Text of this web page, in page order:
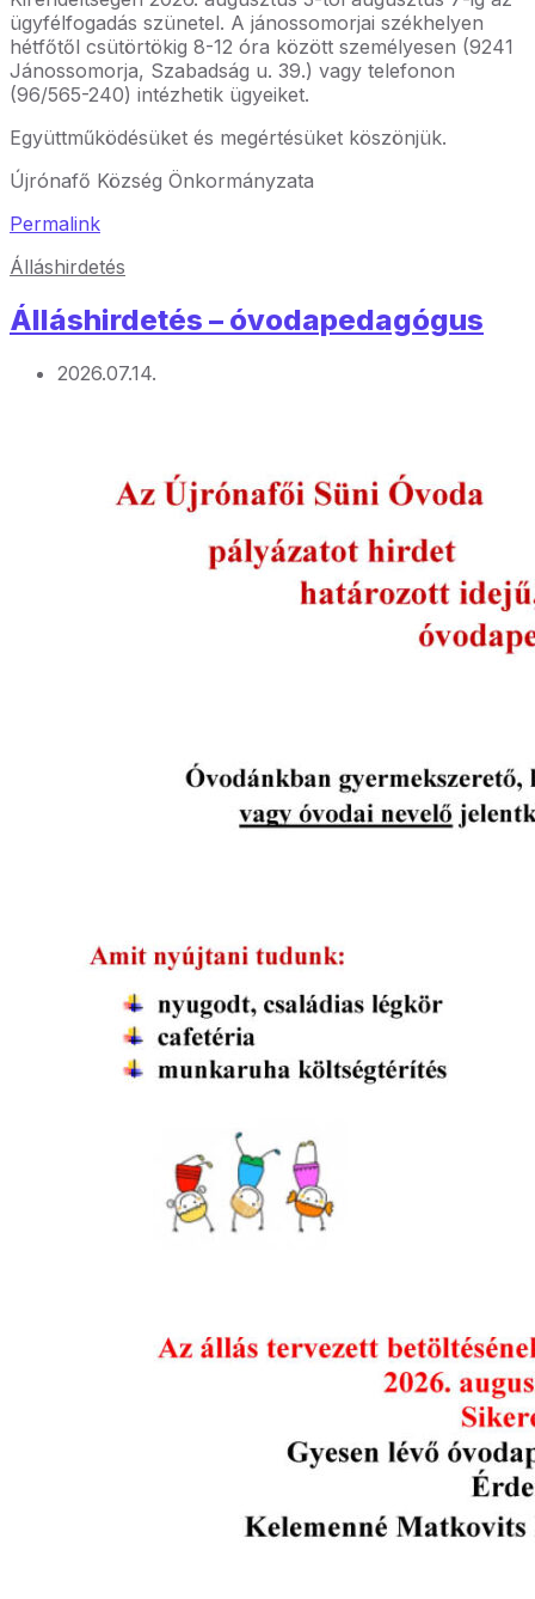
ügyfélfogadás szünetel. A jánossomorjai székhelyen
hétfőtől csütörtökig 8-12 óra között személyesen (9241
Jánossomorja, Szabadság u. 39.) vagy telefonon
(96/565-240) intézhetik ügyeiket.
Együttműködésüket és megértésüket köszönjük.
Újrónafő Község Önkormányzata
Permalink
Álláshirdetés
Álláshirdetés – óvodapedagógus
2026.07.14.